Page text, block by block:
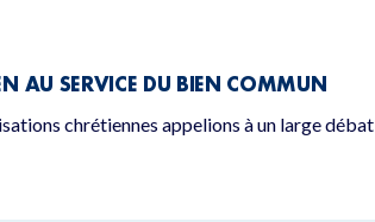
AU SERVICE DU BIEN COMMUN
chrétiennes appelions à un large débat